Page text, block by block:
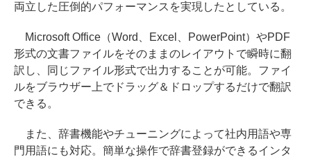
両立した圧倒的パフォーマンスを実現したとしている。
Microsoft Office（Word、Excel、PowerPoint）やPDF
形式の文書ファイルをそのままのレイアウトで瞬時に翻
訳し、同じファイル形式で出力することが可能。ファイ
ルをブラウザー上でドラッグ＆ドロップするだけで翻訳
できる。
また、辞書機能やチューニングによって社内用語や専
門用語にも対応。簡単な操作で辞書登録ができるインタ